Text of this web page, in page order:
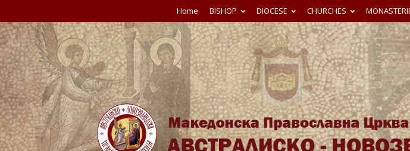
Home BISHOP DIOCESE CHURCHES